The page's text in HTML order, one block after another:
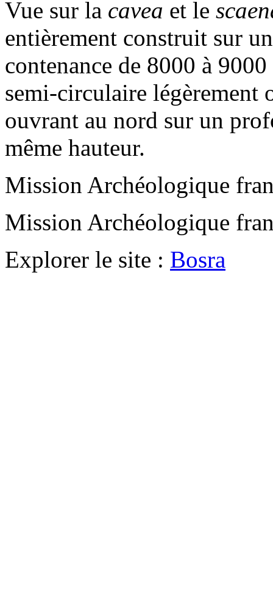
Vue sur la cavea et le
entièrement construit sur
contenance de 8000 à
semi-circulaire légèrement
ouvrant au nord sur un
même hauteur.
Mission Archéologique
Mission Archéologique
Explorer le site : Bosra